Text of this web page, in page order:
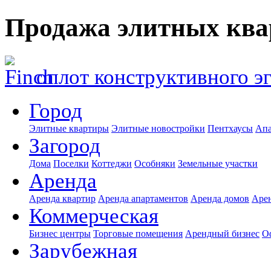
Продажа элитных
оплот конструктивного
Город
Элитные квартиры Элитные новостройки Пентхаусы
Загород
Дома Поселки Коттеджи Особняки Земельные участки
Аренда
Аренда квартир Аренда апартаментов Аренда домов
Коммерческая
Бизнес центры Торговые помещения Арендный бизнес
Зарубежная